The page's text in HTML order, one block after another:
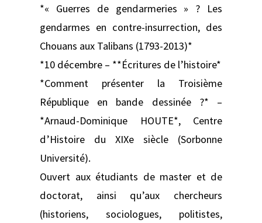
*« Guerres de gendarmeries » ? Les
gendarmes en contre-insurrection, des
Chouans aux Talibans (1793-2013)*
*10 décembre – **Écritures de l’histoire*
*Comment présenter la Troisième
République en bande dessinée ?* –
*Arnaud-Dominique HOUTE*, Centre
d’Histoire du XIXe siècle (Sorbonne
Université).
Ouvert aux étudiants de master et de
doctorat, ainsi qu’aux chercheurs
(historiens, sociologues, politistes,